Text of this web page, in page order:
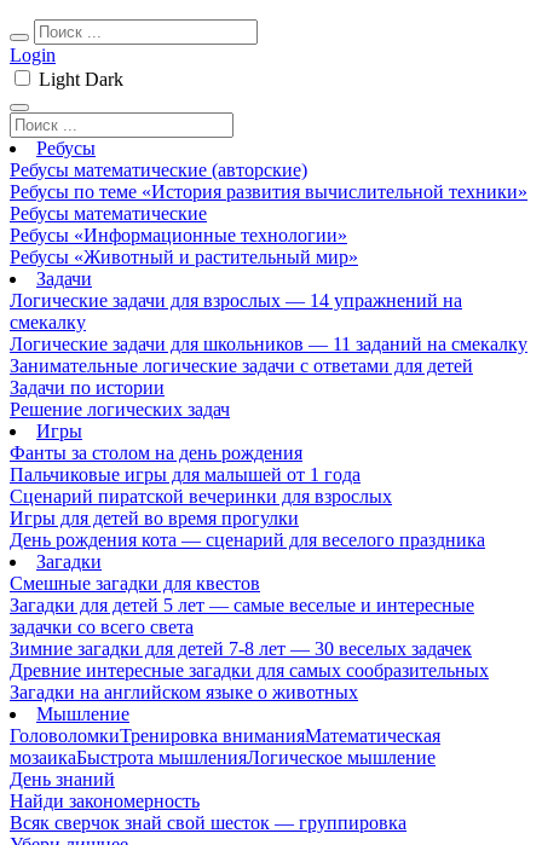
Login
Light Dark
Ребусы
Ребусы математические (авторские)
Ребусы по теме «История развития вычислительной техники»
Ребусы математические
Ребусы «Информационные технологии»
Ребусы «Животный и растительный мир»
Задачи
Логические задачи для взрослых — 14 упражнений на
смекалку
Логические задачи для школьников — 11 заданий на смекалку
Занимательные логические задачи с ответами для детей
Задачи по истории
Решение логических задач
Игры
Фанты за столом на день рождения
Пальчиковые игры для малышей от 1 года
Сценарий пиратской вечеринки для взрослых
Игры для детей во время прогулки
День рождения кота — сценарий для веселого праздника
Загадки
Смешные загадки для квестов
Загадки для детей 5 лет — самые веселые и интересные
задачки со всего света
Зимние загадки для детей 7-8 лет — 30 веселых задачек
Древние интересные загадки для самых сообразительных
Загадки на английском языке о животных
Мышление
ГоловоломкиТренировка вниманияМатематическая
мозаикаБыстрота мышленияЛогическое мышление
День знаний
Найди закономерность
Всяк сверчок знай свой шесток — группировка